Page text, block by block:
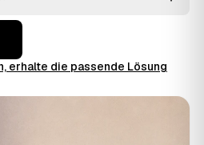
erhalte die passende Lösung